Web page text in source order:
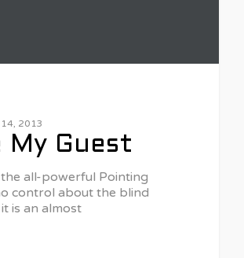
2013
My Guest
the all-powerful Pointing
control about the blind
is an almost